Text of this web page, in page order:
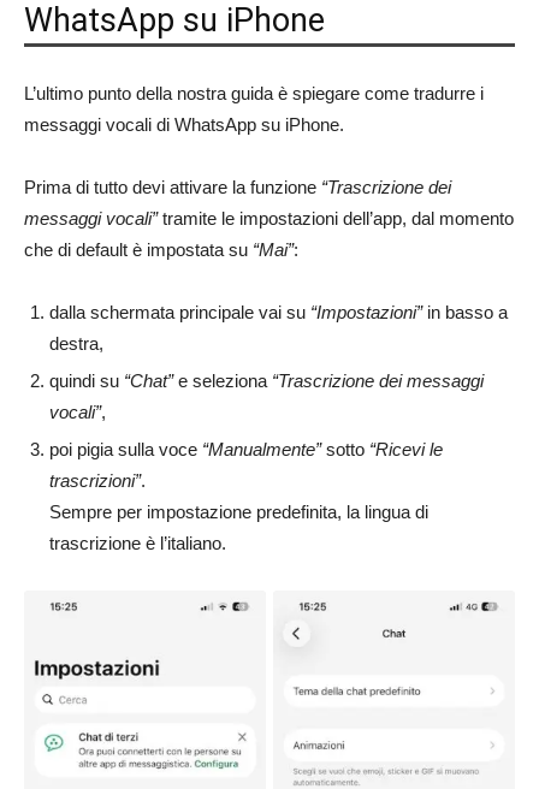
WhatsApp su iPhone
L’ultimo punto della nostra guida è spiegare come tradurre i
messaggi vocali di WhatsApp su iPhone.
Prima di tutto devi attivare la funzione “Trascrizione dei
messaggi vocali”tramite le impostazioni dell’app, dal momento
che di default è impostata su “Mai”:
dalla schermata principale vai su “Impostazioni”in basso a
destra,
quindi su “Chat”e seleziona “Trascrizione dei messaggi
vocali”,
poi pigia sulla voce “Manualmente”sotto “Ricevi le
trascrizioni”.
Sempre per impostazione predefinita, la lingua di
trascrizione è l’italiano.